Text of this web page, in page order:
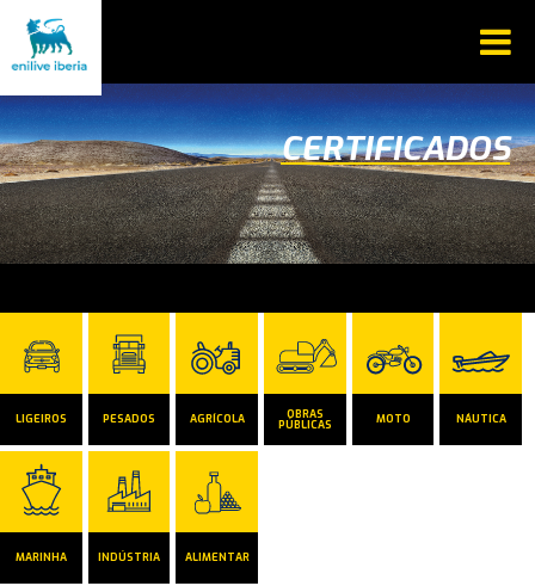
CERTIFICADOS
LIGEIROS PESADOS AGRÍCOLA OBRAS
PÚBLICAS MOTO NÁUTICA
MARINHA INDÚSTRIA ALIMENTAR